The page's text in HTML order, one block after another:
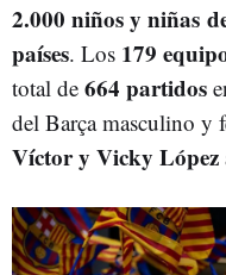
2.000 niños y niñas
países. Los 179
total de 664 partidos
del Barça masculino y
Víctor y Vicky López